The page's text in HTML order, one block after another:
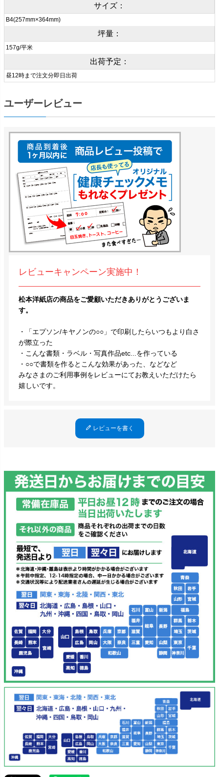
サイズ：
B4(257mm×364mm)
坪量：
157g/平米
出荷予定：
昼12時まで注文分即日出荷
ユーザーレビュー
レビューキャンペーン実施中！
松本洋紙店の商品をご愛顧いただきありがとうございま
す。
・「エプソン/キヤノンの○○」で印刷したらいつもより白さ
が際立った
・こんな書類・ラベル・写真作品etc...を作っている
・○○で書類を作るとこんな効果があった、などなど
みなさまのご利用事例をレビューにてお教えいただけたら
嬉しいです。
レビューを書く